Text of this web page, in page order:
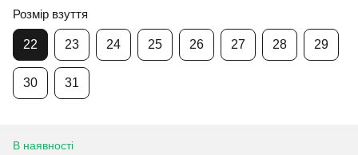
Розмір взуття
22 23 24 25 26 27 28 29
30 31
В наявності